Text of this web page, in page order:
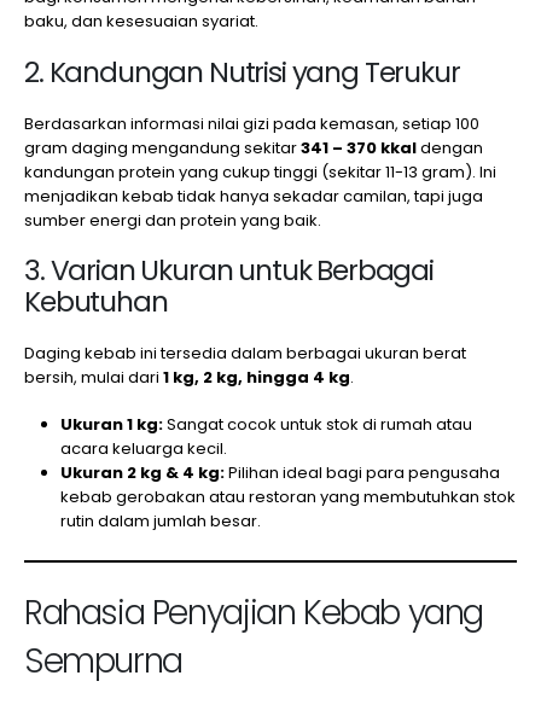
baku, dan kesesuaian syariat.
2. Kandungan Nutrisi yang Terukur
Berdasarkan informasi nilai gizi pada kemasan, setiap 100
gram daging mengandung sekitar341 – 370 kkaldengan
kandungan protein yang cukup tinggi (sekitar 11-13 gram). Ini
menjadikan kebab tidak hanya sekadar camilan, tapi juga
sumber energi dan protein yang baik.
3. Varian Ukuran untuk Berbagai
Kebutuhan
Daging kebab ini tersedia dalam berbagai ukuran berat
bersih, mulai dari 1 kg, 2 kg, hingga 4 kg.
Ukuran 1 kg:Sangat cocok untuk stok di rumah atau
acara keluarga kecil.
Ukuran 2 kg & 4 kg:Pilihan ideal bagi para pengusaha
kebab gerobakan atau restoran yang membutuhkan stok
rutin dalam jumlah besar.
Rahasia Penyajian Kebab yang
Sempurna